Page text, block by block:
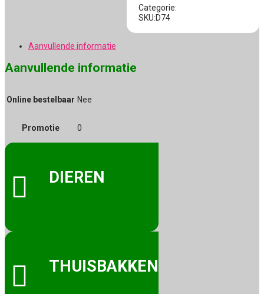
Categorie:
SKU:D74
Aanvullende informatie
Aanvullende informatie
Online bestelbaar Nee
Promotie 0
 DIEREN
 THUISBAKKEN